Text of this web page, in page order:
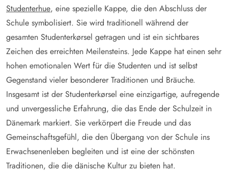
Studenterhue, eine spezielle Kappe, die den Abschluss der
Schule symbolisiert. Sie wird traditionell während der
gesamten Studenterkørsel getragen und ist ein sichtbares
Zeichen des erreichten Meilensteins. Jede Kappe hat einen sehr
hohen emotionalen Wert für die Studenten und ist selbst
Gegenstand vieler besonderer Traditionen und Bräuche.
Insgesamt ist der Studenterkørsel eine einzigartige, aufregende
und unvergessliche Erfahrung, die das Ende der Schulzeit in
Dänemark markiert. Sie verkörpert die Freude und das
Gemeinschaftsgefühl, die den Übergang von der Schule ins
Erwachsenenleben begleiten und ist eine der schönsten
Traditionen, die die dänische Kultur zu bieten hat.